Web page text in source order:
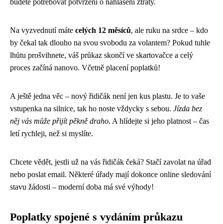
budete potřebovat potvrzení o nahlášení ztráty.
Na vyzvednutí máte celých 12 měsíců, ale ruku na srdce – kdo
by čekal tak dlouho na svou svobodu za volantem? Pokud tuhle
lhůtu prošvihnete, váš průkaz skončí ve skartovačce a celý
proces začíná nanovo. Včetně placení poplatků!
A ještě jedna věc – nový řidičák není jen kus plastu. Je to vaše
vstupenka na silnice, tak ho noste vždycky s sebou. Jízda bez
něj vás může přijít pěkně draho. A hlídejte si jeho platnost – čas
letí rychleji, než si myslíte.
Chcete vědět, jestli už na vás řidičák čeká? Stačí zavolat na úřad
nebo poslat email. Některé úřady mají dokonce online sledování
stavu žádosti – moderní doba má své výhody!
Poplatky spojené s vydáním průkazu